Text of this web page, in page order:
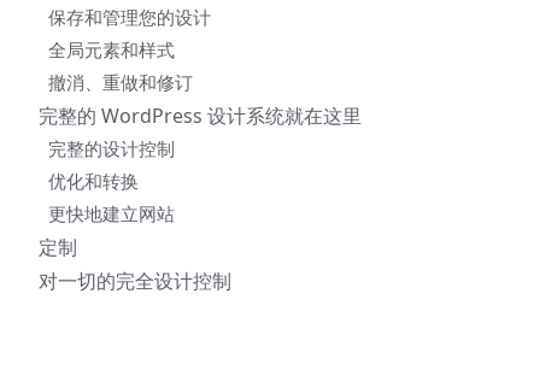
保存和管理您的设计
全局元素和样式
撤消、重做和修订
完整的 WordPress 设计系统就在这里
完整的设计控制
优化和转换
更快地建立网站
定制
对一切的完全设计控制